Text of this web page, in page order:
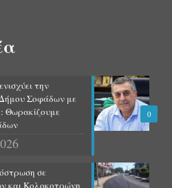
0
την
Σοφάδων με
Θωρακίζουμε
σε
και Κολοκοτρώνη